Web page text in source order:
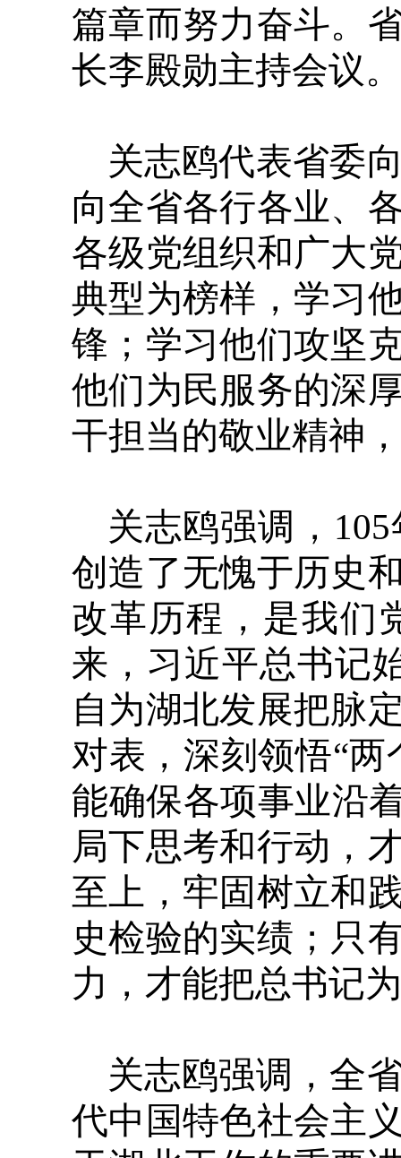
篇章而努力奋斗。
长李殿勋主持会议
关志鸥代表省委
向全省各行各业、
各级党组织和广大
典型为榜样，学习
锋；学习他们攻坚
他们为民服务的深
干担当的敬业精神
关志鸥强调，
创造了无愧于历史
改革历程，是我们
来，习近平总书记
自为湖北发展把脉
对表，深刻领悟“
能确保各项事业沿
局下思考和行动，
至上，牢固树立和
史检验的实绩；只
力，才能把总书记
关志鸥强调，全
代中国特色社会主